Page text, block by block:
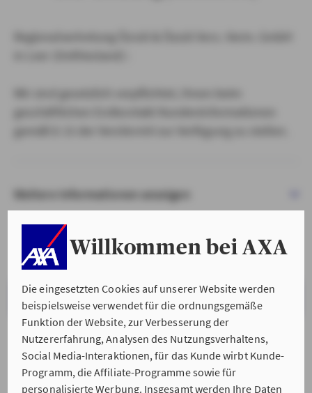
Willkommen bei AXA
Die eingesetzten Cookies auf unserer Website werden
beispielsweise verwendet für die ordnungsgemäße
Funktion der Website, zur Verbesserung der
Nutzererfahrung, Analysen des Nutzungsverhaltens,
Social Media-Interaktionen, für das Kunde wirbt Kunde-
Programm, die Affiliate-Programme sowie für
personalisierte Werbung. Insgesamt werden Ihre Daten
Regionalvertretung Özsüt & Özsüt Vers.-Verm. GmbH
Weitere Informationen anzeigen
VERSTANDEN & WEITER